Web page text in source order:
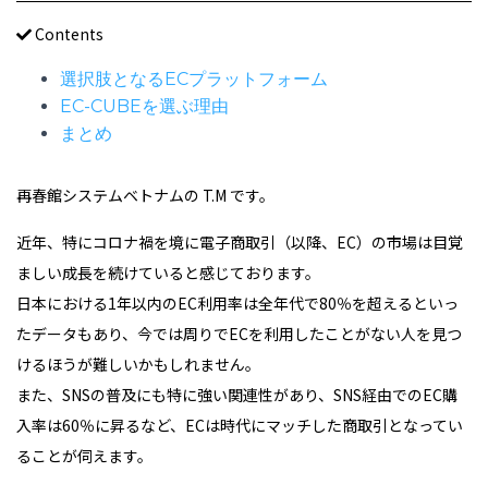
Contents
選択肢となるECプラットフォーム
EC-CUBEを選ぶ理由
まとめ
再春館システムベトナムの T.M です。
近年、特にコロナ禍を境に電子商取引（以降、EC）の市場は目覚
ましい成長を続けていると感じております。
日本における1年以内のEC利用率は全年代で80％を超えるといっ
たデータもあり、今では周りでECを利用したことがない人を見つ
けるほうが難しいかもしれません。
また、SNSの普及にも特に強い関連性があり、SNS経由でのEC購
入率は60％に昇るなど、ECは時代にマッチした商取引となってい
ることが伺えます。